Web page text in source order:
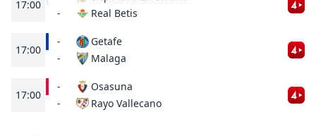
17:00
-
Real Betis
17:00
-
-
Getafe
Malaga
17:00
-
-
Osasuna
Rayo Vallecano